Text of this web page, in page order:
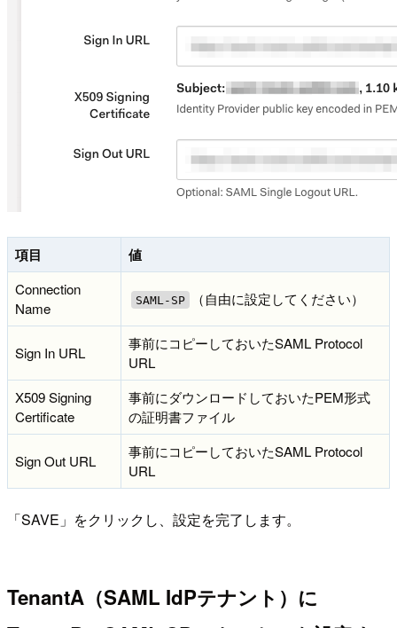
項目 値
Connection
Name
SAML-SP （自由に設定してください）
Sign In URL
事前にコピーしておいたSAML Protocol
URL
X509 Signing
Certificate
事前にダウンロードしておいたPEM形式
の証明書ファイル
Sign Out URL
事前にコピーしておいたSAML Protocol
URL
「SAVE」をクリックし、設定を完了します。
TenantA（SAML IdPテナント）に